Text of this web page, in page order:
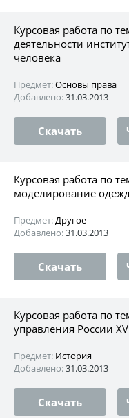
Курсовая работа по
деятельности
человека
Предмет:Основы права
Добавлено:31.03.2013
Скачать
Курсовая работа по
моделирование
Предмет:Другое
Добавлено:31.03.2013
Скачать
Курсовая работа по
управления России
Предмет: История
Добавлено:31.03.2013
Скачать